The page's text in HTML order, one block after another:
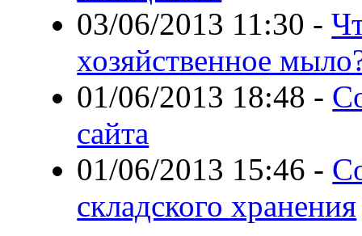
03/06/2013 11:30 -
хозяйственное
01/06/2013 18:48 -
сайта
01/06/2013 15:46 -
складского хранения